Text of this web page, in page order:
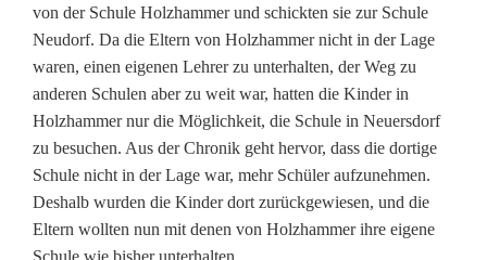
r
d
e
n
A
l
von der Schule Holzhammer und schickten sie zur Schule
Neudorf. Da die Eltern von Holzhammer nicht in der Lage
waren, einen eigenen Lehrer zu unterhalten, der Weg zu
anderen Schulen aber zu weit war, hatten die Kinder in
Holzhammer nur die Möglichkeit, die Schule in Neuersdorf
zu besuchen. Aus der Chronik geht hervor, dass die dortige
Schule nicht in der Lage war, mehr Schüler aufzunehmen.
Deshalb wurden die Kinder dort zurückgewiesen, und die
Eltern wollten nun mit denen von Holzhammer ihre eigene
Schule wie bisher unterhalten.